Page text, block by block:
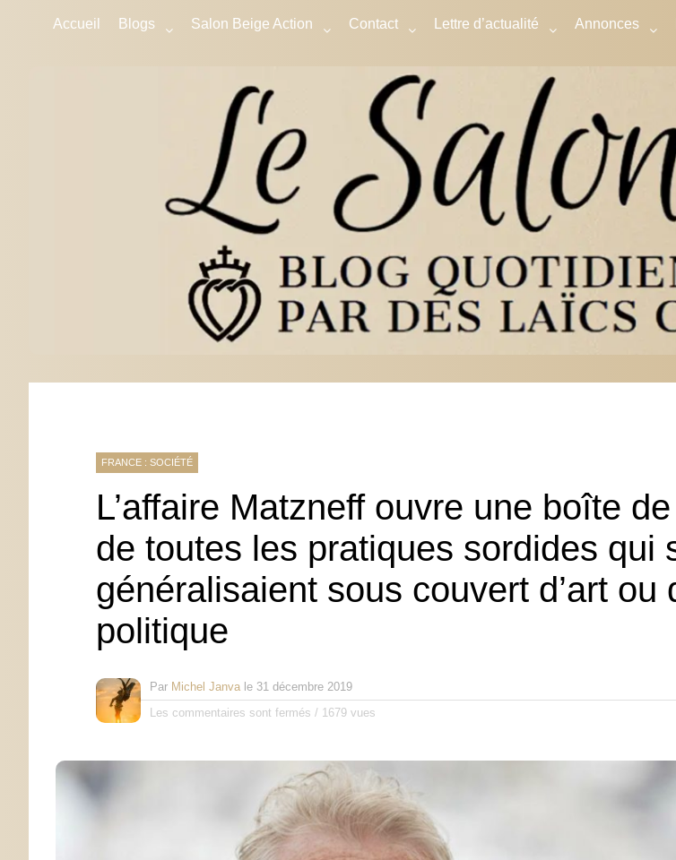
Accueil Blogs Salon Beige Action Contact Lettre d’actualité Annonces
FRANCE : SOCIÉTÉ
L’affaire Matzneff ouvre une boîte
de toutes les pratiques sordides qui
généralisaient sous couvert d’art ou
politique
Par Michel Janva le 31 décembre 2019
Les commentaires sont fermés / 1679 vues